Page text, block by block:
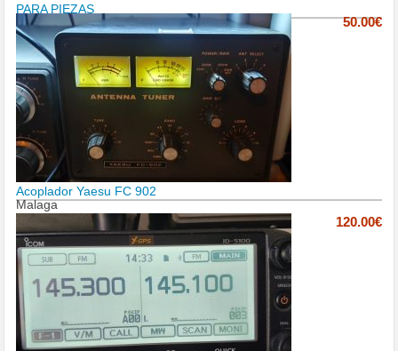
PARA PIEZAS
50.00€
Acoplador Yaesu FC 902
Malaga
120.00€